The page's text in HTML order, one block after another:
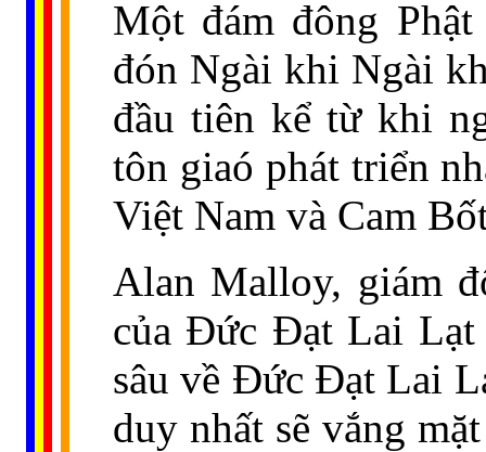
Một đám đông
đón Ngài khi Ngài
đầu tiên kể từ khi
tôn giaó phát triển
Việt Nam và Cam
Alan Malloy, giám
của Đức Đạt Lai Lạt
sâu về Đức Đạt Lai
duy nhất sẽ vắng